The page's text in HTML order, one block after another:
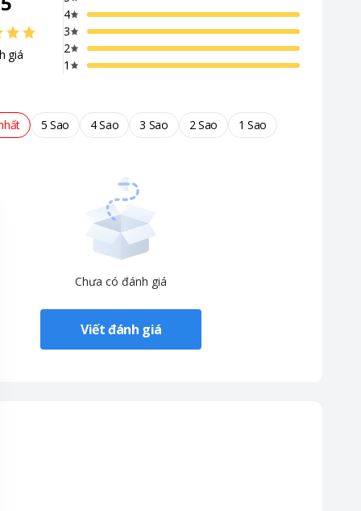
giá
4
3
2
1
5 Sao 4 Sao 3 Sao 2 Sao 1 Sao
Chưa có đánh giá
Viết đánh giá